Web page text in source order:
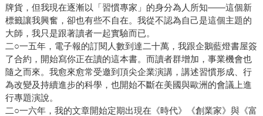
牌貨，但我現在逐漸以「習慣專家」的身分為人所知——這個新
標籤讓我興奮，卻也有些不自在。我從不認為自己是這個主題的
大師，我只是跟著讀者一起實驗而已。
二○一五年，電子報的訂閱人數到達二十萬，我跟企鵝藍燈書屋簽
了合約，開始寫你正在讀的這本書。而讀者群增加，事業機會也
隨之而來。我愈來愈常受邀到頂尖企業演講，講述習慣形成、行
為改變及持續進步的科學，也開始不斷在美國與歐洲的會議上進
行專題演說。
二○一六年，我的文章開始定期出現在《時代》《創業家》與《富